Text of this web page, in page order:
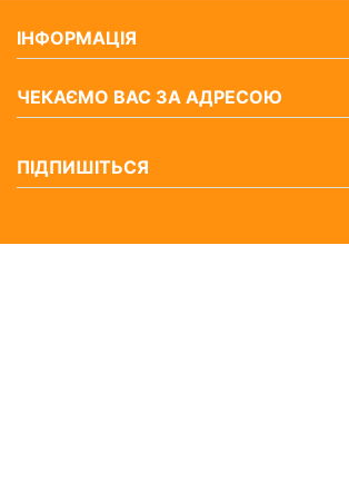
ІНФОРМАЦІЯ
ЧЕКАЄМО ВАС ЗА АДРЕСОЮ
ПІДПИШІТЬСЯ